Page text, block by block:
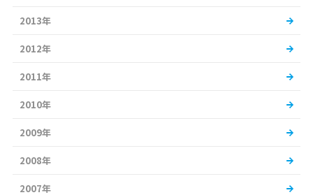
2013年
2012年
2011年
2010年
2009年
2008年
2007年